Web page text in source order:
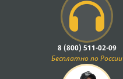
8 (800) 511-02-09
Бесплатно по России